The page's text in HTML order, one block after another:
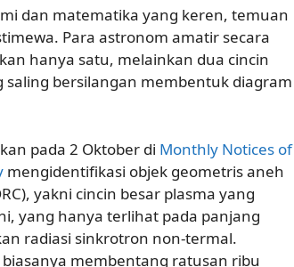
dan matematika yang keren, temuan
Para astronom amatir secara
hanya satu, melainkan dua cincin
saling bersilangan membentuk diagram
pada 2 Oktober di Monthly Notices of
mengidentifikasi objek geometris aneh
yakni cincin besar plasma yang
yang hanya terlihat pada panjang
radiasi sinkrotron non-termal.
membentang ratusan ribu